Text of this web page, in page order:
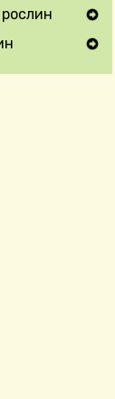
Navigation Menu
Navigation Menu